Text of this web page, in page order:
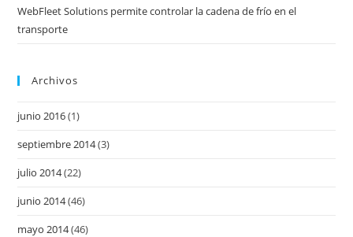
WebFleet Solutions permite controlar la cadena de frío en el
transporte
Archivos
junio 2016(1)
septiembre 2014(3)
julio 2014(22)
junio 2014(46)
mayo 2014(46)